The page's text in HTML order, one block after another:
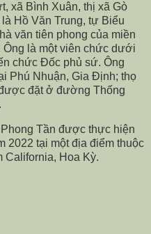
xã Bình Xuân, thị xã Gò
Hồ Văn Trung, tự Biểu
văn tiên phong của miền
Ông là một viên chức dưới
chức Đốc phủ sứ. Ông
Phú Nhuận, Gia Định; thọ
đặt ở đường Thống
Tần được thực hiện
2022 tại một địa điểm thuộc
California, Hoa Kỳ.